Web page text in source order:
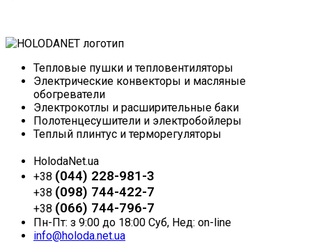
Тепловые пушки и тепловентиляторы
Электрические конвекторы и масляные
обогреватели
Электрокотлы и расширительные баки
Полотенцесушители и электробойлеры
Теплый плинтус и терморегуляторы
HolodaNet.ua
+38 (044) 228-981-3
+38 (098) 744-422-7
+38 (066) 744-796-7
Пн-Пт: з 9:00 до 18:00 Суб, Нед: on-line
info@holoda.net.ua